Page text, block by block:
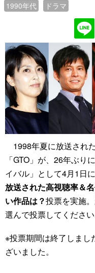
1990年代
ドラマ
1998年夏に放送された
「GTO」が、26年ぶり
イバル」として4月1日
放送された高視聴率＆
い作品は？投票を実施
選んで投票してください
※投票期間は終了しまし
ざいました。